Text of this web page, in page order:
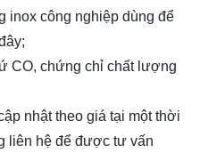
inox công nghiệp dùng để
;
CO, chứng chỉ chất lượng
nhật theo giá tại một thời
liên hệ để được tư vấn